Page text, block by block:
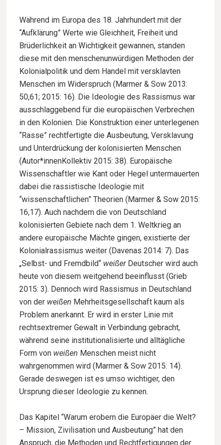
Während im Europa des 18. Jahrhundert mit der
“Aufklärung” Werte wie Gleichheit, Freiheit und
Brüderlichkeit an Wichtigkeit gewannen, standen
diese mit den menschenunwürdigen Methoden der
Kolonialpolitik und dem Handel mit versklavten
Menschen im Widerspruch (Marmer & Sow 2013:
50,61; 2015: 16). Die Ideologie des Rassismus war
ausschlaggebend für die europäischen Verbrechen
in den Kolonien. Die Konstruktion einer unterlegenen
“Rasse” rechtfertigte die Ausbeutung, Versklavung
und Unterdrückung der kolonisierten Menschen
(Autor*innenKollektiv 2015: 38). Europäische
Wissenschaftler wie Kant oder Hegel untermauerten
dabei die rassistische Ideologie mit
“wissenschaftlichen” Theorien (Marmer & Sow 2015:
16,17). Auch nachdem die von Deutschland
kolonisierten Gebiete nach dem 1. Weltkrieg an
andere europäische Mächte gingen, existierte der
Kolonialrassismus weiter (Davenas 2014: 7). Das
„Selbst- und Fremdbild“ weißerDeutscher wird auch
heute von diesem weitgehend beeinflusst (Grieb
2015: 3). Dennoch wird Rassismus in Deutschland
von der weißen Mehrheitsgesellschaft kaum als
Problem anerkannt. Er wird in erster Linie mit
rechtsextremer Gewalt in Verbindung gebracht,
während seine institutionalisierte und alltägliche
Form von weißen Menschen meist nicht
wahrgenommen wird (Marmer & Sow 2015: 14).
Gerade deswegen ist es umso wichtiger, den
Ursprung dieser Ideologie zu kennen.
Das Kapitel “Warum erobern die Europäer die Welt?
– Mission, Zivilisation und Ausbeutung” hat den
Anspruch, die Methoden und Rechtfertigungen der